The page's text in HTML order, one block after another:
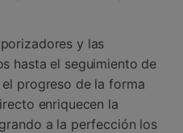
y las
hasta el seguimiento de
progreso de la forma
enriquecen la
a la perfección los